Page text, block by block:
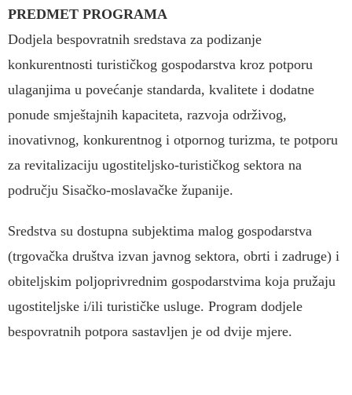
PREDMET PROGRAMA
Dodjela bespovratnih sredstava za podizanje
konkurentnosti turističkog gospodarstva kroz potporu
ulaganjima u povećanje standarda, kvalitete i dodatne
ponude smještajnih kapaciteta, razvoja održivog,
inovativnog, konkurentnog i otpornog turizma, te potporu
za revitalizaciju ugostiteljsko-turističkog sektora na
području Sisačko-moslavačke županije.
Sredstva su dostupna subjektima malog gospodarstva
(trgovačka društva izvan javnog sektora, obrti i zadruge) i
obiteljskim poljoprivrednim gospodarstvima koja pružaju
ugostiteljske i/ili turističke usluge. Program dodjele
bespovratnih potpora sastavljen je od dvije mjere.